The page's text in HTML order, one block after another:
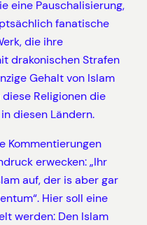
eine Pauschalisierung,
fanatische
die ihre
drakonischen Strafen
Gehalt von Islam
Religionen die
diesen Ländern.
Kommentierungen
erwecken: „Ihr
auf, der is aber gar
Hier soll eine
werden: Den Islam